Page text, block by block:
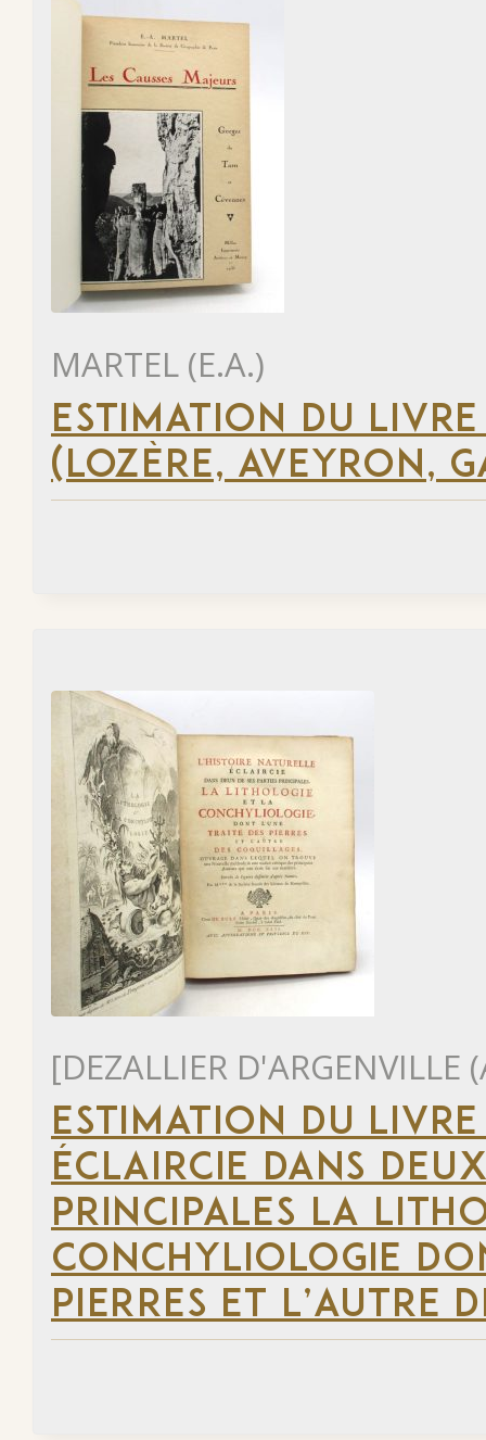
MARTEL (E.A.)
ESTIMATION DU LIVRE
(LOZÈRE, AVEYRON,
[DEZALLIER
ESTIMATION DU
ÉCLAIRCIE DANS
PRINCIPALES LA
CONCHYLIOLOGIE
PIERRES ET L’AUTRE